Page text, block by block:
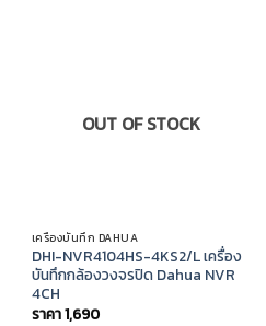
OUT OF STOCK
เครื่องบันทึก DAHUA
DHI-NVR4104HS-4KS2/L เครื่อง
บันทึกกล้องวงจรปิด Dahua NVR
4CH
ราคา1,690